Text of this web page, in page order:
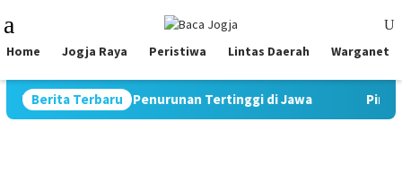
to
content
Menu
Home Jogja Raya Peristiwa Lintas Daerah Warganet
Berita Terbaru
Rekor Penurunan Tertinggi di Jawa Pimpin Strategi